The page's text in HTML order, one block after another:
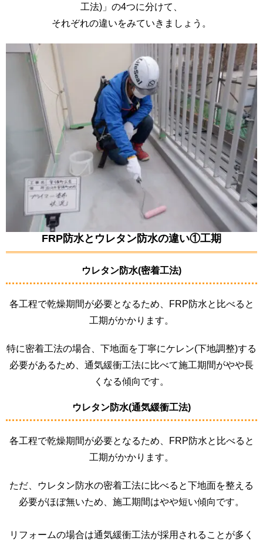
工法)」の4つに分けて、
それぞれの違いをみていきましょう。
FRP防水とウレタン防水の違い①工期
ウレタン防水(密着工法)
各工程で乾燥期間が必要となるため、FRP防水と比べると
工期がかかります。
特に密着工法の場合、下地面を丁寧にケレン(下地調整)する
必要があるため、通気緩衝工法に比べて施工期間がやや長
くなる傾向です。
ウレタン防水(通気緩衝工法)
各工程で乾燥期間が必要となるため、FRP防水と比べると
工期がかかります。
ただ、ウレタン防水の密着工法に比べると下地面を整える
必要がほぼ無いため、施工期間はやや短い傾向です。
リフォームの場合は通気緩衝工法が採用されることが多く